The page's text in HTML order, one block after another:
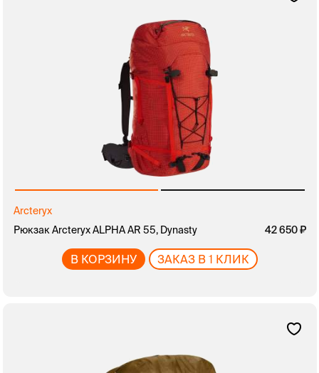
Arcteryx
Рюкзак Arcteryx ALPHA AR 55, Dynasty
42 650
В КОРЗИНУ ЗАКАЗ В 1 КЛИК